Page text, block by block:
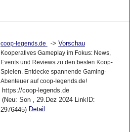
coop-legends.de -> Vorschau
Kooperatives Gameplay im Fokus: News,
Events und Reviews zu den besten Koop-
Spielen. Entdecke spannende Gaming-
Abenteuer auf coop-legends.de!
https://coop-legends.de
(Neu: Son , 29.Dez 2024 LinkID:
2976445) Detail